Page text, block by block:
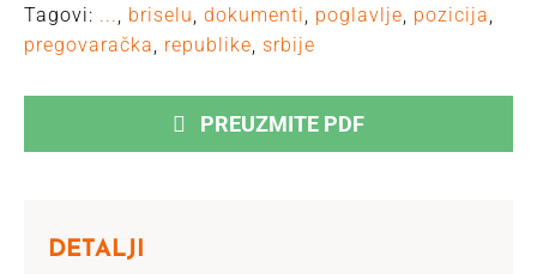
Tagovi: ..., briselu, dokumenti, poglavlje, pozicija,
pregovaračka, republike, srbije
PREUZMITE PDF
DETALJI